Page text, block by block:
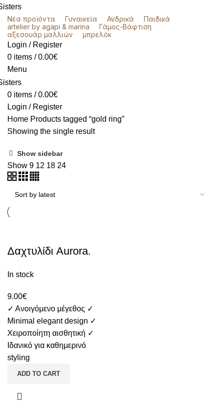
Νέα προϊόντα Γυναικεία Ανδρικά
Παιδικά
artelier by agapi & marina
Γάμος-Βάφτιση
αξεσουάρ μαλλιών
μπρελόκ
Login / Register
0 items / 0.00€
Menu
0 items / 0.00€
Login / Register
Home Products tagged “gold ring”
Showing the single result
Show sidebar
Show 9 12 18 24
Δαχτυλίδι Aurora.
In stock
9.00€
✓ Ανοιγόμενο μέγεθος ✓
Minimal elegant design ✓
Χειροποίητη αισθητική ✓
Ιδανικό για καθημερινό
styling
ADD TO CART